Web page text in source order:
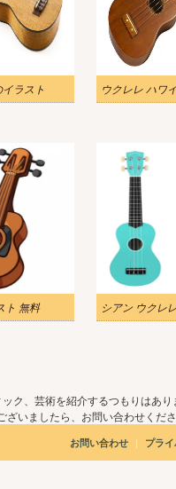
ラスト ウクレレ ハワ
ト 無料
ク、芸術を紹介するつもりはあ
いましたら、お問い合わせくださ
お問い合わせ | プラ